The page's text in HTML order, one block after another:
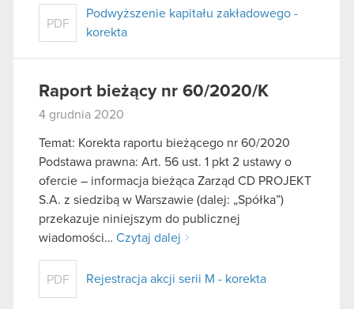
PDF
Podwyższenie kapitału zakładowego -
korekta
Raport bieżący nr 60/2020/K
4 grudnia 2020
Temat: Korekta raportu bieżącego nr 60/2020
Podstawa prawna: Art. 56 ust. 1 pkt 2 ustawy o
ofercie – informacja bieżąca Zarząd CD PROJEKT
S.A. z siedzibą w Warszawie (dalej: „Spółka”)
przekazuje niniejszym do publicznej
wiadomości… Czytaj dalej
PDF Rejestracja akcji serii M - korekta